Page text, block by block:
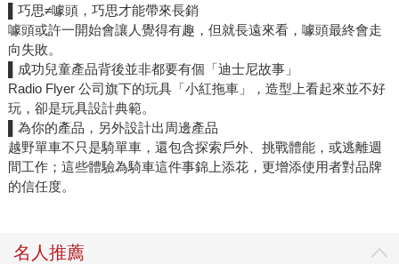
▌巧思≠噱頭，巧思才能帶來長銷
噱頭或許一開始會讓人覺得有趣，但就長遠來看，噱頭最終會走
向失敗。
▌成功兒童產品背後並非都要有個「迪士尼故事」
Radio Flyer 公司旗下的玩具「小紅拖車」，造型上看起來並不好
玩，卻是玩具設計典範。
▌為你的產品，另外設計出周邊產品
越野單車不只是騎單車，還包含探索戶外、挑戰體能，或逃離週
間工作；這些體驗為騎車這件事錦上添花，更增添使用者對品牌
的信任度。
名人推薦